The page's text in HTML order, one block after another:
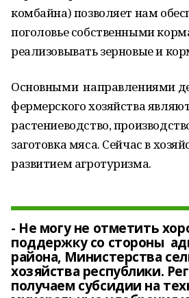
комбайна) позволяет нам
поголовье собственными
реализовывать зерновые и
Основными направлениями
фермерского хозяйства
растениеводство,
заготовка мяса. Сейчас в
развитием агротуризма.
- Не могу не отметить
поддержку со стороны
района, Министерства
хозяйства республики.
получаем субсидии на